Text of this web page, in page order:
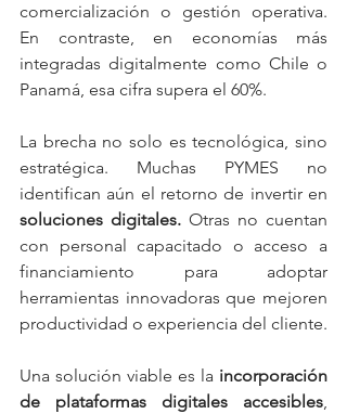
comercialización o gestión operativa.
En contraste, en economías más
integradas digitalmente como Chile o
Panamá, esa cifra supera el 60%.
La brecha no solo es tecnológica, sino
estratégica. Muchas PYMES no
soluciones digitales. Otras no cuentan
con personal capacitado o acceso a
financiamiento para adoptar
herramientas innovadoras que mejoren
productividad o experiencia del cliente.
Una solución viable es la incorporación
de plataformas digitales accesibles,